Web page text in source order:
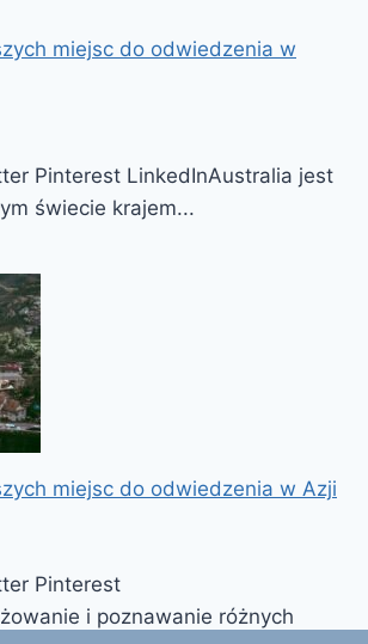
miejsc do odwiedzenia w
Pinterest LinkedInAustralia jest
świecie krajem...
miejsc do odwiedzenia w Azji
Pinterest
i poznawanie różnych